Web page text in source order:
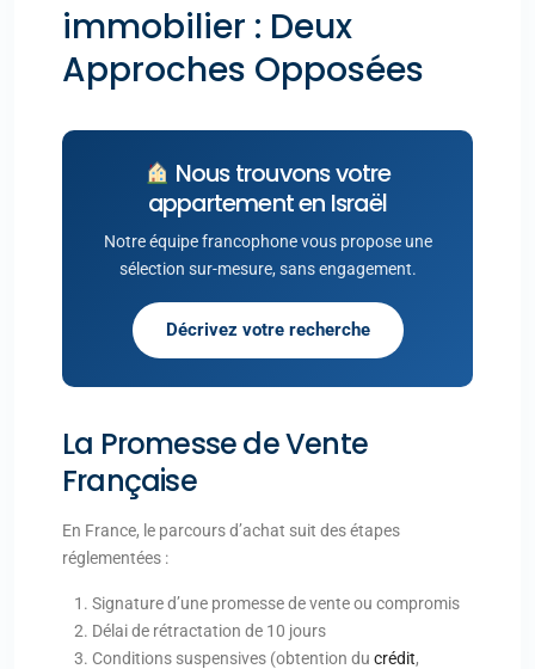
immobilier : Deux
Approches Opposées
Nous trouvons votre
appartement en Israël
Notre équipe francophone vous propose une
sélection sur-mesure, sans engagement.
Décrivez votre recherche
La Promesse de Vente
Française
En France, le parcours d’achat suit des étapes
réglementées :
Signature d’une promesse de vente ou compromis
Délai de rétractation de 10 jours
Conditions suspensives (obtention du crédit,